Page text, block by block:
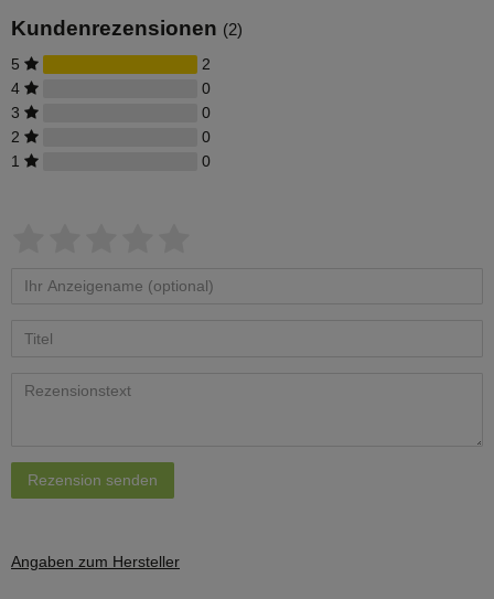
Kundenrezensionen (2)
5
2
4
0
3
0
2
0
1
0
Rezension senden
Angaben zum Hersteller